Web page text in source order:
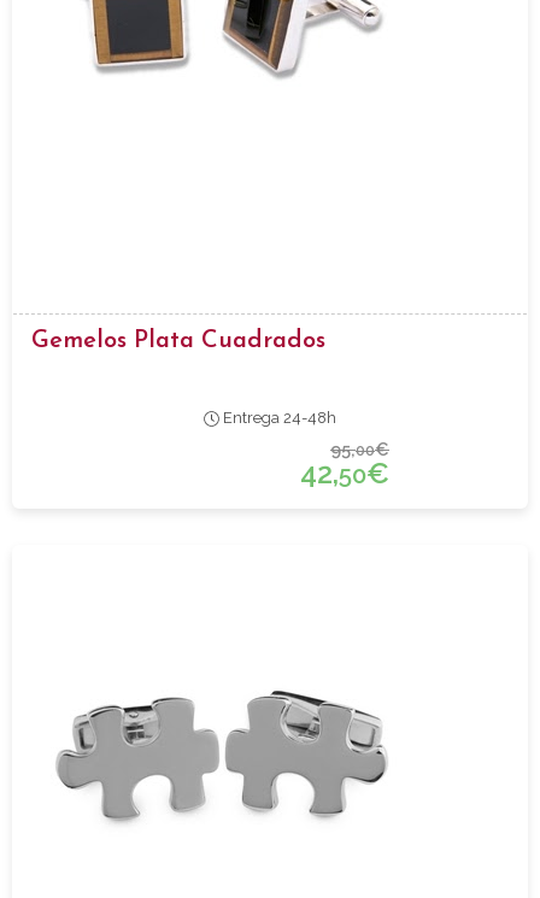
Gemelos Plata Cuadrados
Entrega 24-48h
95,00€
42,50€